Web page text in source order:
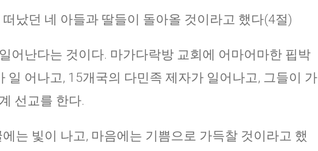
났던 네 아들과 딸들이 돌아올 것이라고 했다(4절)
어난다는 것이다. 마가다락방 교회에 어마어마한 핍박
일 어나고, 15개국의 다민족 제자가 일어나고, 그들이 가
선교를 한다.
는 빛이 나고, 마음에는 기쁨으로 가득찰 것이라고 했